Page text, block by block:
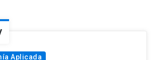
Aplicada